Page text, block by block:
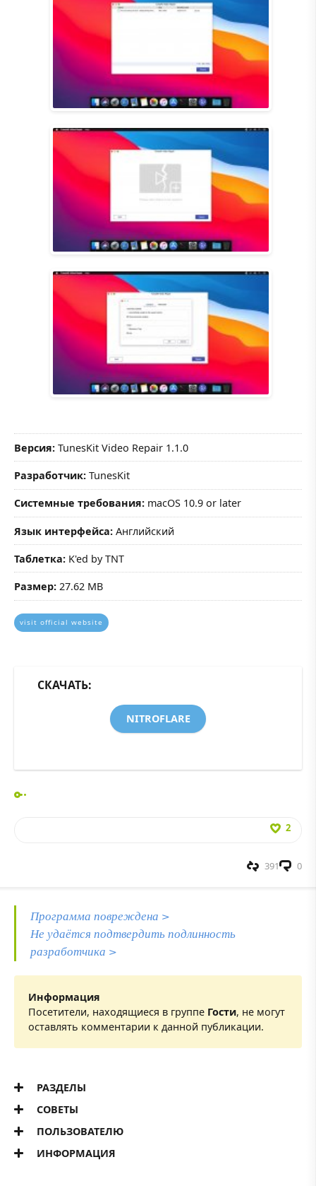
Версия: TunesKit Video Repair 1.1.0
Разработчик: TunesKit
Системные требования: macOS 10.9 or later
Язык интерфейса: Английский
Таблетка: K'ed by TNT
Размер: 27.62 MB
visit official website
СКАЧАТЬ:
NITROFLARE
2
0
391
Программа повреждена >
Не удаётся подтвердить подлинность
разработчика >
Информация
Посетители, находящиеся в группе Гости, не могут
оставлять комментарии к данной публикации.
РАЗДЕЛЫ
СОВЕТЫ
ПОЛЬЗОВАТЕЛЮ
ИНФОРМАЦИЯ